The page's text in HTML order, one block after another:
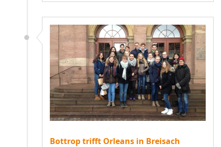
Bottrop trifft Orleans in Breisach